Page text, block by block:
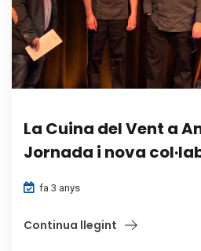
La Cuina del Vent a
Jornada i nova
fa 3 anys
Continua llegint